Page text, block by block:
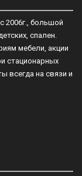
2006г., большой
спален.
мебели, акции
стационарных
всегда на связи и